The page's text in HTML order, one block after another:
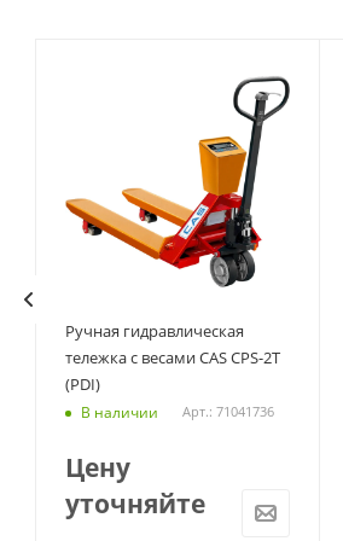
Ручная гидравлическая
тележка с весами CAS CPS-2T
(PDI)
В наличии Арт.: 71041736
Цену
уточняйте